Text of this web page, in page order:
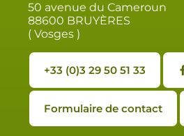
50 avenue du Cameroun
88600 BRUYÈRES
( Vosges )
+33 (0)3 29 50 51 33
Formulaire de contact